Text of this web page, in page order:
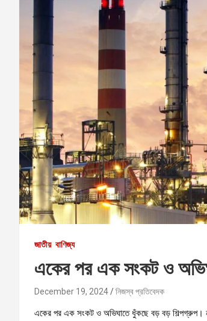
জাতীয় বাণিজ্য
একের পর এক সংকট ও
December 19, 2024 নিজস্ব প্রতিবেদক
একের পর এক সংকট ও অভিঘাতে ধুঁকছে বড় বড় শিল্পগ্রুপ।